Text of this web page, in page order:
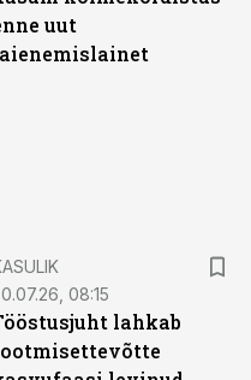
uut
08:15
lahkab